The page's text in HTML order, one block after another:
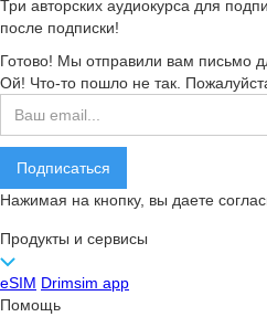
Три авторских аудиокурса для
после подписки!
Готово! Мы отправили вам письмо
Ой! Что-то пошло не так.
Нажимая на кнопку, вы даете
Продукты и сервисы
eSIM Drimsim app
Помощь